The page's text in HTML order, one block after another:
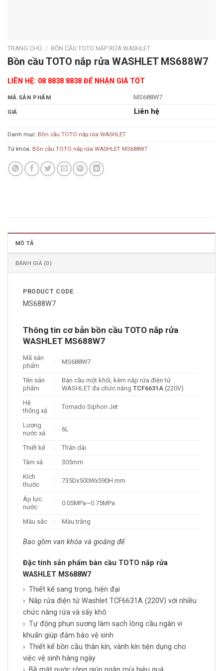
TRANG CHỦ / BỒN CẦU TOTO NẮP RỬA WASHLET
Bồn cầu TOTO nắp rửa WASHLET MS688W7
LIÊN HỆ: 08 8838 8838 ĐỂ NHẬN GIÁ TỐT
MÃ SẢN PHẨM MS688W7
GIÁ Liên hệ
Danh mục: Bồn cầu TOTO nắp rửa WASHLET
Từ khóa: Bồn cầu TOTO nắp rửa WASHLET MS688W7
MÔ TẢ
ĐÁNH GIÁ (0)
PRODUCT CODE
MS688W7
Thông tin cơ bản bồn cầu TOTO nắp rửa
WASHLET MS688W7
Mã sản
phẩm
: MS688W7
Tên sản
phẩm
:
Bàn cầu một khối, kèm nắp rửa điện tử
WASHLET đa chức năngTCF6631A (220V)
Hệ
thống xả
: Tornado Siphon Jet
Lượng
nước xả
: 6L
Thiết kế :
Thân dài
Tâm xả
:
305mm
Kích
thước
: 735Dx500Wx590H mm
Áp lực
nước
: 0.05MPa~0.75MPa
Màu sắc : Màu trắng
Bao gồm van khóa và gioăng đế
Đặc tính sản phẩm bàn cầu TOTO nắp rửa
WASHLET MS688W7
​› Thiết kế sang trọng, hiện đại
​› Nắp rửa điện tử Washlet TCF6631A (220V) với nhiều
chức năng rửa và sấy khô
​› Tự động phun sương làm sạch lòng cầu ngăn vi
khuẩn giúp đảm bảo vệ sinh
​› Thiết kế bồn cầu thân kín, vành kín tiện dụng cho
việc vệ sinh hàng ngày